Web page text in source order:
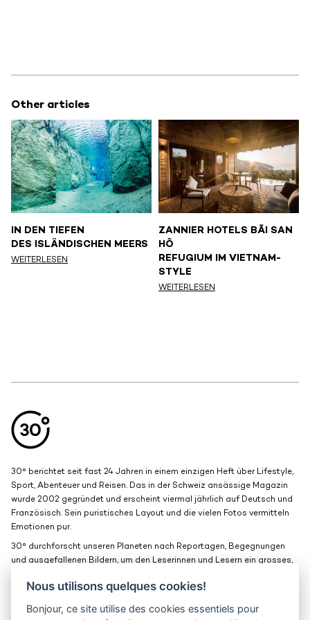
Other articles
IN DEN TIEFEN
DES ISLÄNDISCHEN MEERS
WEITERLESEN
ZANNIER HOTELS BÃI SAN
HÔ
REFUGIUM IM VIETNAM-
STYLE
WEITERLESEN
30° berichtet seit fast 24 Jahren in einem einzigen Heft über Lifestyle,
Sport, Abenteuer und Reisen. Das in der Schweiz ansässige Magazin
wurde 2002 gegründet und erscheint viermal jährlich auf Deutsch und
Französisch. Sein puristisches Layout und die vielen Fotos vermitteln
Emotionen pur.
30° durchforscht unseren Planeten nach Reportagen, Begegnungen
und ausgefallenen Bildern, um den Leserinnen und Lesern ein grosses,
Nous utilisons quelques cookies!
Bonjour, ce site utilise des cookies essentiels pour